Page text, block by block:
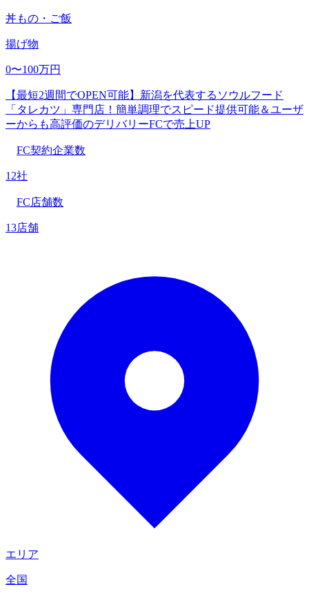
丼もの・ご飯
揚げ物
0〜100万円
【最短2週間でOPEN可能】新潟を代表するソウルフード
「タレカツ」専門店！簡単調理でスピード提供可能＆ユーザ
ーからも高評価のデリバリーFCで売上UP
FC契約企業数
12社
FC店舗数
13店舗
エリア
全国